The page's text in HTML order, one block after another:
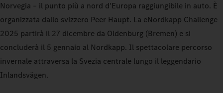
Norvegia – il punto più a nord d'Europa raggiungibile in auto. È
organizzata dallo svizzero Peer Haupt. La eNordkapp Challenge
2025 partirà il 27 dicembre da Oldenburg (Bremen) e si
concluderà il 5 gennaio al Nordkapp. Il spettacolare percorso
invernale attraversa la Svezia centrale lungo il leggendario
Inlandsvägen.